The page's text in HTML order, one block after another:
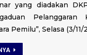
yang diadakan
Pelanggaran
Pemilu”, Selasa (3/11/